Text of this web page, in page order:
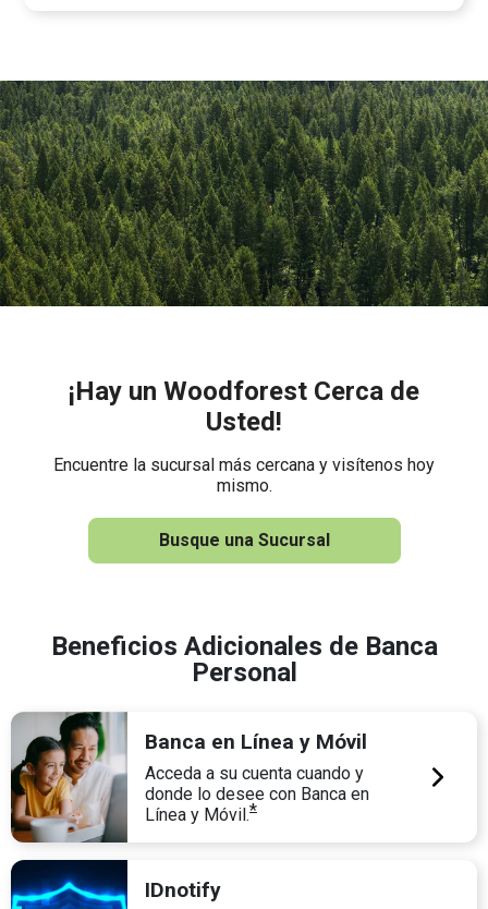
¡Hay un Woodforest Cerca de
Usted!
Encuentre la sucursal más cercana y visítenos hoy
mismo.
Busque una Sucursal
Beneficios Adicionales de Banca
Personal
Banca en Línea y Móvil
Acceda a su cuenta cuando y
donde lo desee con Banca en
Línea y Móvil.*
IDnotify